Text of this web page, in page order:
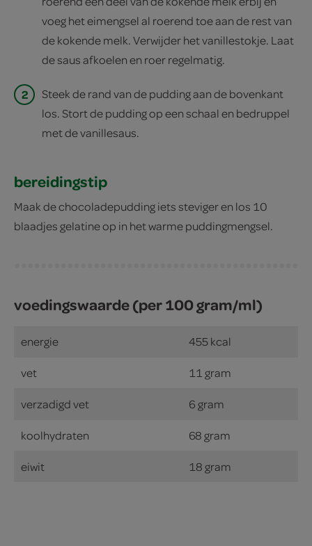
voeg het eimengsel al roerend toe aan de rest van
de kokende melk. Verwijder het vanillestokje. Laat
de saus afkoelen en roer regelmatig.
2
Steek de rand van de pudding aan de bovenkant
los. Stort de pudding op een schaal en bedruppel
met de vanillesaus.
bereidingstip
Maak de chocoladepudding iets steviger en los 10
blaadjes gelatine op in het warme puddingmengsel.
voedingswaarde (per 100 gram/ml)
energie 455 kcal
vet 11 gram
verzadigd vet 6 gram
koolhydraten 68 gram
eiwit 18 gram